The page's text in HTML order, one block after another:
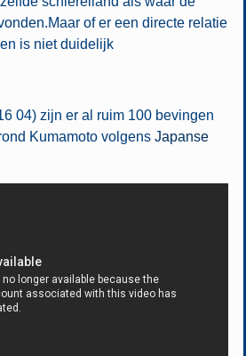
of er een directe relatie
is niet duidelijk
04) zijn er al ruim 100 bevingen
Kumamoto volgens Japanse